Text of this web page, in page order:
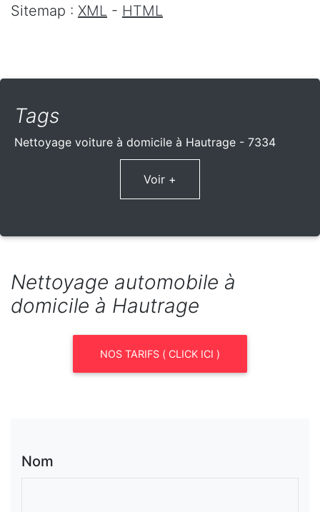
Sitemap : XML - HTML
Tags
Nettoyage voiture à domicile à Hautrage - 7334
Voir +
Nettoyage automobile à
domicile à Hautrage
NOS TARIFS ( CLICK ICI )
Nom